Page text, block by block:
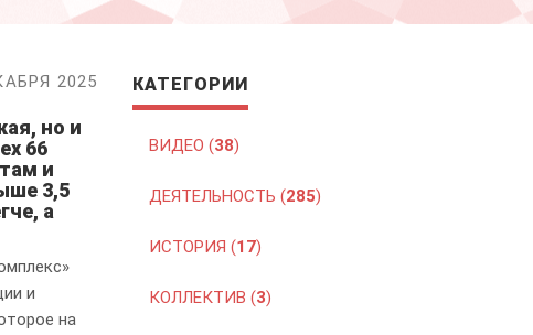
2025
но и
66
и
3,5
а
и
на
КАТЕГОРИИ
ВИДЕО (38)
ДЕЯТЕЛЬНОСТЬ (285)
ИСТОРИЯ (17)
КОЛЛЕКТИВ (3)